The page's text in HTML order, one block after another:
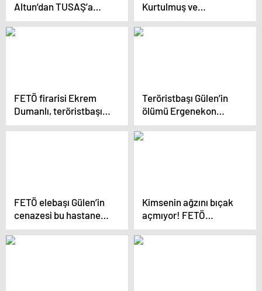
Altun’dan TUSAŞ’a
geçmiş olsun ziyareti
Kurtulmuş ve
Cumhurbaşkanı
Yardımcısı Yılmaz’dan
FETÖ firarisi Ekrem
Dumanlı, teröristbaşı
Fethullah Gülen’in ölüm
Teröristbaşı Gülen’in
ölümü Ergenekon
kumpas davalarında ilk
duruşmanın yıl
FETÖ elebaşı Gülen’in
cenazesi bu hastanede
tutuluyor! Odası
görüntülendi
Kimsenin ağzını bıçak
açmıyor! FETÖ
elebaşının doğduğu
köyde dikkat çeken